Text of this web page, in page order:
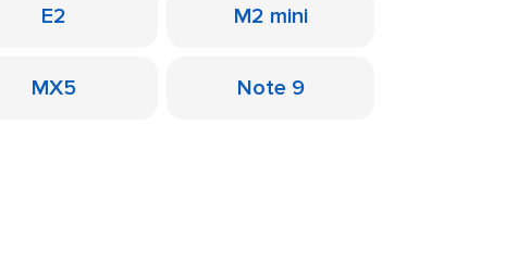
E2 M2 mini
MX5 Note 9